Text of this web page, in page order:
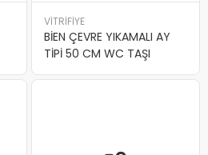
VİTRİFİYE
BİEN ÇEVRE YIKAMALI AY
TİPİ 50 CM WC TAŞI